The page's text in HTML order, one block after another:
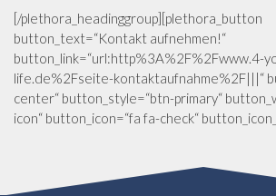
[/plethora_headinggroup][plethora_button
button_text=“Kontakt aufnehmen!“
button_link=“url:http%3A%2F%2Fwww.4-
life.de%2Fseite-kontaktaufnahme%2F|||“
center“ button_style=“btn-primary“
icon“ button_icon=“fa fa-check“